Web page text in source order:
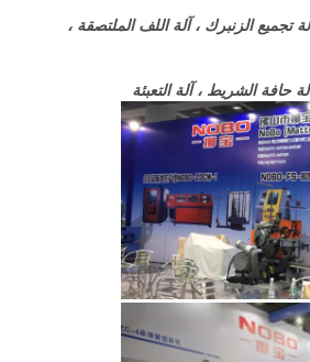
تجميع الزنبرك ، آلة اللف الملتصقة ،
حافة الشريط ، آلة التعبئة